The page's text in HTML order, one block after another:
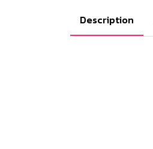
Description